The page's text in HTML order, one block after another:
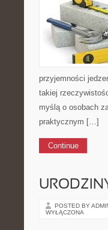
przyjemności
takiej
myślą o osobach
praktycznym […]
Continue
POSTED BY
WYŁĄCZONA